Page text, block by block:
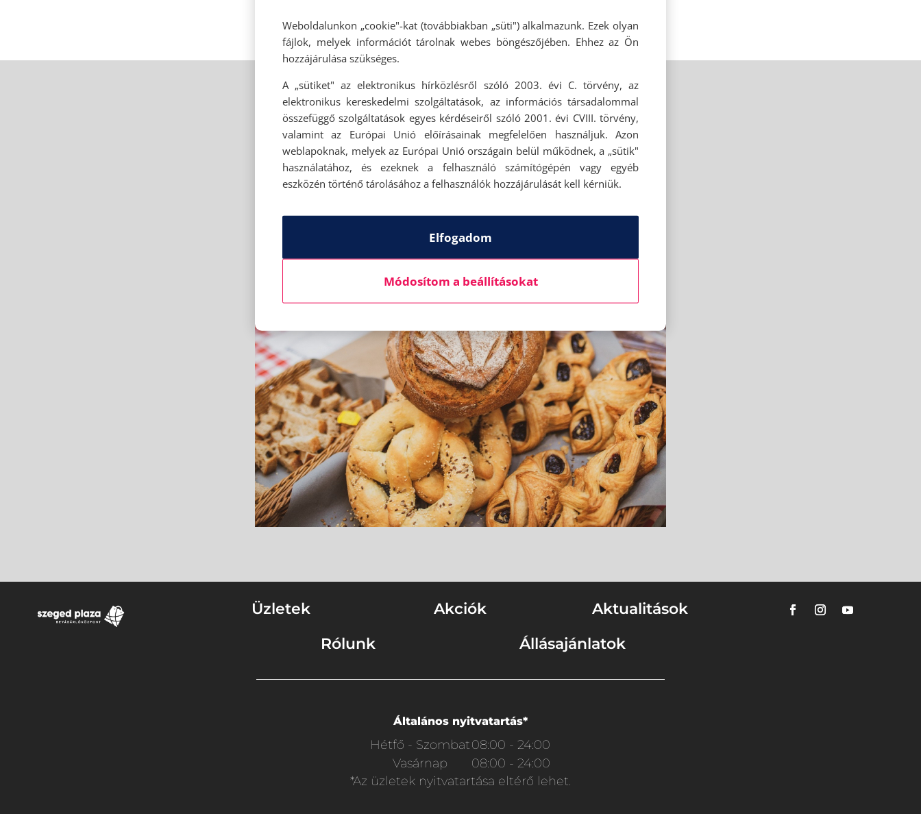
Üzletek Akciók
Aktualitások
Rólunk
Állásajánlatok
Általános nyitvatartás*
Hétfő - Szombat08:00 - 24:00
Vasárnap
08:00 - 24:00
*Az üzletek nyitvatartása eltérő lehet.
Weboldalunkon „cookie"-kat (továbbiakban „süti") alkalmazunk. Ezek olyan
fájlok, melyek információt tárolnak webes böngészőjében. Ehhez az Ön
hozzájárulása szükséges.
A „sütiket" az elektronikus hírközlésről szóló 2003. évi C. törvény, az
elektronikus kereskedelmi szolgáltatások, az információs társadalommal
összefüggő szolgáltatások egyes kérdéseiről szóló 2001. évi CVIII. törvény,
valamint az Európai Unió előírásainak megfelelően használjuk. Azon
weblapoknak, melyek az Európai Unió országain belül működnek, a „sütik"
használatához, és ezeknek a felhasználó számítógépén vagy egyéb
eszközén történő tárolásához a felhasználók hozzájárulását kell kérniük.
Elfogadom
Módosítom a beállításokat